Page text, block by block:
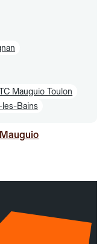
Mauguio Toulon
Bains